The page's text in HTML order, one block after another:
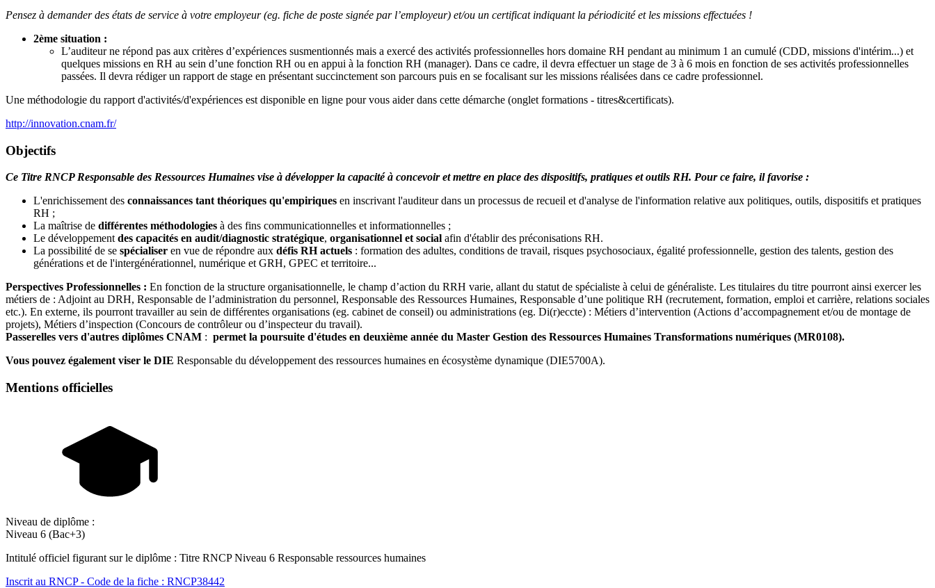
Pensez à demander des états de service à votre employeur (eg. fiche de poste signée par l’employeur) et/ou un certificat indiquant la périodicité et les missions effectuées !
2ème situation :
L’auditeur ne répond pas aux critères d’expériences susmentionnés mais a exercé des activités professionnelles hors domaine RH pendant au minimum 1 an cumulé (CDD, missions d'intérim...) et
quelques missions en RH au sein d’une fonction RH ou en appui à la fonction RH (manager). Dans ce cadre, il devra effectuer un stage de 3 à 6 mois en fonction de ses activités professionnelles
passées. Il devra rédiger un rapport de stage en présentant succinctement son parcours puis en se focalisant sur les missions réalisées dans ce cadre professionnel.
Une méthodologie du rapport d'activités/d'expériences est disponible en ligne pour vous aider dans cette démarche (onglet formations - titres&certificats).
http://innovation.cnam.fr/
Objectifs
Ce Titre RNCP Responsable des Ressources Humaines vise à développer la capacité à concevoir et mettre en place des dispositifs, pratiques et outils RH. Pour ce faire, il favorise :
L'enrichissement des connaissances tant théoriques qu'empiriques en inscrivant l'auditeur dans un processus de recueil et d'analyse de l'information relative aux politiques, outils, dispositifs et pratiques
RH ;
La maîtrise de différentes méthodologies à des fins communicationnelles et informationnelles ;
Le développementdes capacités en audit/diagnostic stratégique, organisationnel et social afin d'établir des préconisations RH.
La possibilité de se spécialiser en vue de répondre aux défis RH actuels : formation des adultes, conditions de travail, risques psychosociaux, égalité professionnelle, gestion des talents, gestion des
générations et de l'intergénérationnel, numérique et GRH, GPEC et territoire...
Perspectives Professionnelles : En fonction de la structure organisationnelle, le champ d’action du RRH varie, allant du statut de spécialiste à celui de généraliste. Les titulaires du titre pourront ainsi exercer les
métiers de : Adjoint au DRH, Responsable de l’administration du personnel, Responsable des Ressources Humaines, Responsable d’une politique RH (recrutement, formation, emploi et carrière, relations sociales
etc.). En externe, ils pourront travailler au sein de différentes organisations (eg. cabinet de conseil) ou administrations (eg. Di(r)eccte) : Métiers d’intervention (Actions d’accompagnement et/ou de montage de
projets), Métiers d’inspection (Concours de contrôleur ou d’inspecteur du travail).
Passerelles vers d'autres diplômes CNAM : permet la poursuite d'études en deuxième année du Master Gestion des Ressources Humaines Transformations numériques (MR0108).
Vous pouvez également viser le DIE Responsable du développement des ressources humaines en écosystème dynamique (DIE5700A).
Mentions officielles
Niveau de diplôme :
Niveau 6 (Bac+3)
Intitulé officiel figurant sur le diplôme : Titre RNCP Niveau 6 Responsable ressources humaines
Inscrit au RNCP - Code de la fiche : RNCP38442